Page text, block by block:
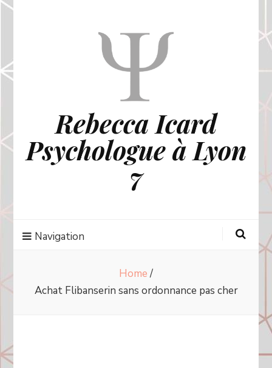
Rebecca Icard
Psychologue à Lyon
7
Navigation
Home /
Achat Flibanserin sans ordonnance pas cher